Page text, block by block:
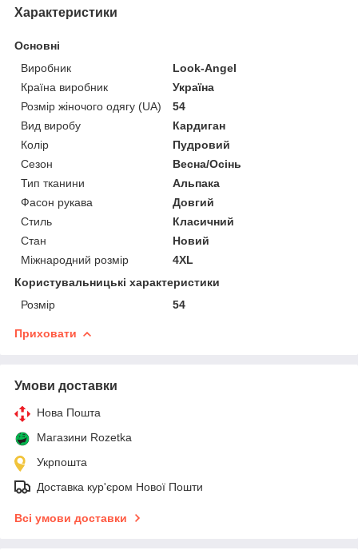
Характеристики
Основні
Виробник
Look-Angel
Країна виробник
Україна
Розмір жіночого одягу (UA)
54
Вид виробу
Кардиган
Колір
Пудровий
Сезон
Весна/Осінь
Тип тканини
Альпака
Фасон рукава
Довгий
Стиль
Класичний
Стан
Новий
Міжнародний розмір
4XL
Користувальницькі характеристики
Розмір
54
Приховати
Умови доставки
Нова Пошта
Магазини Rozetka
Укрпошта
Доставка кур'єром Нової Пошти
Всі умови доставки